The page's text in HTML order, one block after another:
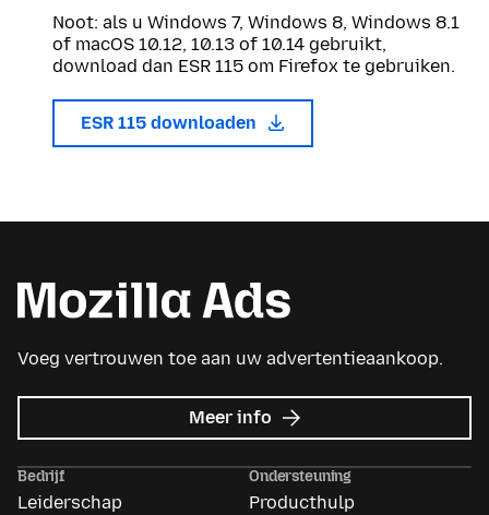
Noot: als u Windows 7, Windows 8, Windows 8.1
of macOS 10.12, 10.13 of 10.14 gebruikt,
download dan ESR 115 om Firefox te gebruiken.
ESR 115 downloaden
Voeg vertrouwen toe aan uw advertentieaankoop.
Meer info over
Mozilla
Bedrijf
Leiderschap
Ondersteuning
Producthulp